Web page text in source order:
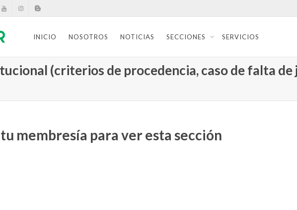
INICIO NOSOTROS NOTICIAS SECCIONES SERVICIOS
(criterios de procedencia, caso de falta
membresía para ver esta sección